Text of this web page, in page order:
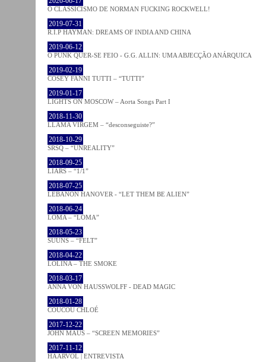
O CLASSICISMO DE NORMAN FUCKING ROCKWELL!
2019-07-31
R.I.P HAYMAN: DREAMS OF INDIA AND CHINA
2019-06-12
O PUNK QUER-SE FEIO - G.G. ALLIN: UMA ABJECÇÃO ANÁRQUICA
2019-02-19
COSEY FANNI TUTTI – “TUTTI”
2019-01-17
LIGHTS ON MOSCOW – Aorta Songs Part I
2018-11-30
LLAMA VIRGEM – “desconseguiste?”
2018-10-29
SRSQ – “UNREALITY”
2018-09-25
LIARS – “1/1”
2018-07-25
LEBANON HANOVER - “LET THEM BE ALIEN”
2018-06-24
LOMA – “LOMA”
2018-05-23
SUUNS – “FELT”
2018-04-22
LOLINA – THE SMOKE
2018-03-17
ANNA VON HAUSSWOLFF - DEAD MAGIC
2018-01-28
COUCOU CHLOÉ
2017-12-22
JOHN MAUS – “SCREEN MEMORIES”
2017-11-12
HAARVÖL | ENTREVISTA